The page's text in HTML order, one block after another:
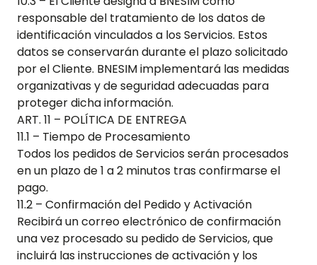
responsable del tratamiento de los datos de
identificación vinculados a los Servicios. Estos
datos se conservarán durante el plazo solicitado
por el Cliente. BNESIM implementará las medidas
organizativas y de seguridad adecuadas para
proteger dicha información.
ART. 11 – POLÍTICA DE ENTREGA
11.1 – Tiempo de Procesamiento
Todos los pedidos de Servicios serán procesados
en un plazo de 1 a 2 minutos tras confirmarse el
pago.
11.2 – Confirmación del Pedido y Activación
Recibirá un correo electrónico de confirmación
una vez procesado su pedido de Servicios, que
incluirá las instrucciones de activación y los